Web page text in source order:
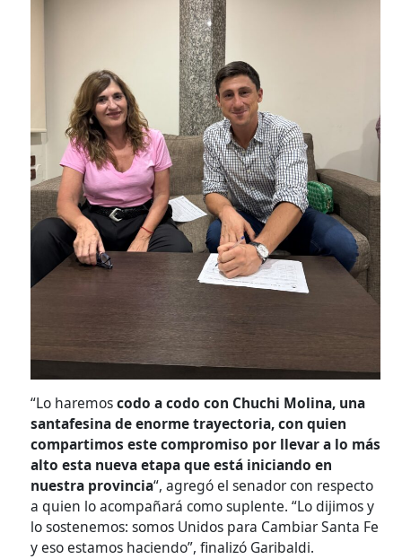
“Lo haremoscodo a codo con Chuchi Molina, una
santafesina de enorme trayectoria, con quien
compartimos este compromiso por llevar a lo más
alto esta nueva etapa que está iniciando en
nuestra provincia“, agregó el senador con respecto
a quien lo acompañará como suplente. “Lo dijimos y
lo sostenemos: somos Unidos para Cambiar Santa Fe
y eso estamos haciendo”, finalizó Garibaldi.